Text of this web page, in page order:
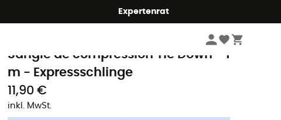
Expertenrat
Kletterausrüstung Schlingen & Bänder
Sangle de compression Tie Down - 1
m - Expressschlinge
11,90 €
inkl. MwSt.